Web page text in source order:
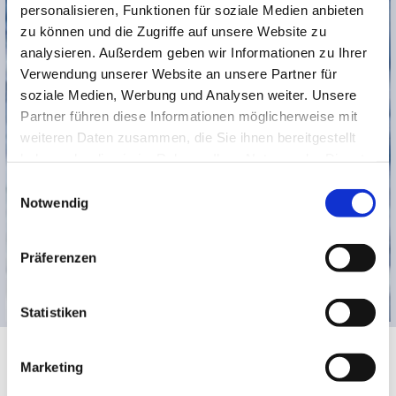
personalisieren, Funktionen für soziale Medien anbieten
zu können und die Zugriffe auf unsere Website zu
analysieren. Außerdem geben wir Informationen zu Ihrer
Verwendung unserer Website an unsere Partner für
soziale Medien, Werbung und Analysen weiter. Unsere
Partner führen diese Informationen möglicherweise mit
weiteren Daten zusammen, die Sie ihnen bereitgestellt
Notwendig
Präferenzen
Statistiken
Marketing
auf den folgenden Seiten.
Dies ist unsere herzliche
Einladung,sich umzusehen und
durchzuklicken, unseren
Gemeindegruß zu lesen, Kontakt
mit uns aufzunehmen oder
einfach mal vorbei zu schauen.
Pfarrerin Natalie Wilcke *